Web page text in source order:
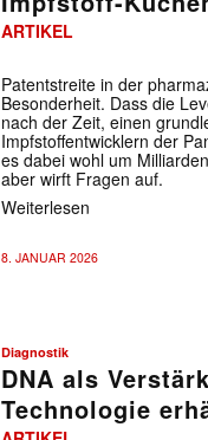
ARTIKEL
Patentstreite in der
Besonderheit. Dass die
nach der Zeit, einen
Impfstoffentwicklern der
es dabei wohl um
aber wirft Fragen auf.
Weiterlesen
8. JANUAR 2026
Diagnostik
DNA als
Technologie